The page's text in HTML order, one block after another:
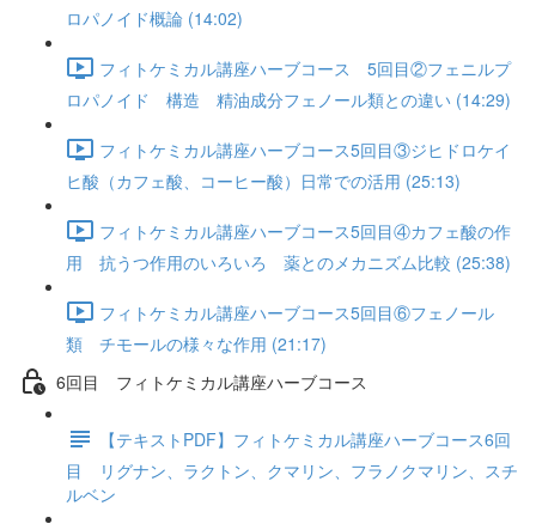
ロパノイド概論 (14:02)
フィトケミカル講座ハーブコース 5回目②フェニルプ
ロパノイド 構造 精油成分フェノール類との違い (14:29)
フィトケミカル講座ハーブコース5回目③ジヒドロケイ
ヒ酸（カフェ酸、コーヒー酸）日常での活用 (25:13)
フィトケミカル講座ハーブコース5回目④カフェ酸の作
用 抗うつ作用のいろいろ 薬とのメカニズム比較 (25:38)
フィトケミカル講座ハーブコース5回目⑥フェノール
類 チモールの様々な作用 (21:17)
6回目 フィトケミカル講座ハーブコース
【テキストPDF】フィトケミカル講座ハーブコース6回
目 リグナン、ラクトン、クマリン、フラノクマリン、スチ
ルベン